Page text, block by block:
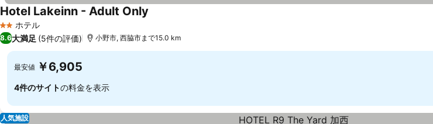
2 ホテルのランク
ホテル
Hotel Lakeinn - Adult Only
8.6大満足 (5件の評価) 小野市, 西脇市まで15.0 km
最安値 ￥6,905
4件のサイトの料金を表示
人気施設